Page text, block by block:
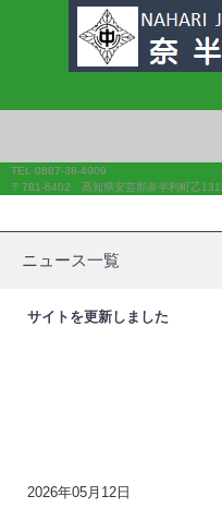
TEL 0887-38-4909
〒781-6402 高知県安芸郡奈半利町乙
ニュース一覧
サイトを更新しました
2026年05月12日